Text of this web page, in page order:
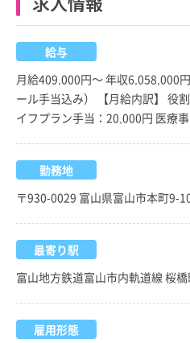
給与
月給409,000円～ 年収6,058,000
ール手当込み） 【月給内訳】 役
イフプラン手当：20,000円 医療
勤務地
〒930-0029 富山県富山市本町9-
最寄り駅
富山地方鉄道富山市内軌道線 桜
雇用形態